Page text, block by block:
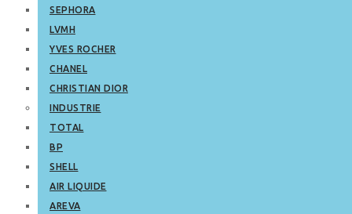
SEPHORA
LVMH
YVES ROCHER
CHANEL
CHRISTIAN DIOR
INDUSTRIE
TOTAL
BP
SHELL
AIR LIQUIDE
AREVA